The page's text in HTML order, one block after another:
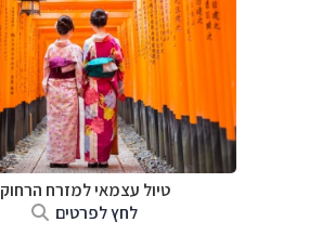
טיול עצמאי למזרח הרחוק
לחץ לפרטים